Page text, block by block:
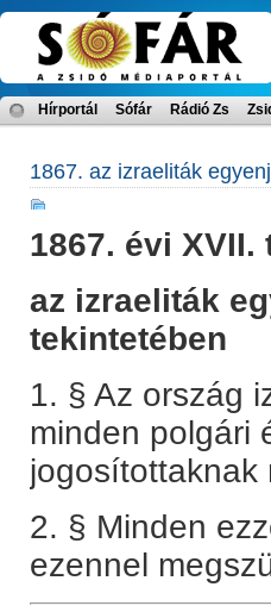
Hírportál Sófár Rádió Zs
1867. az izraeliták
1867. évi XVII.
az izraeliták
tekintetében
1. § Az ország
minden polgári
jogosítottaknak
2. § Minden
ezennel